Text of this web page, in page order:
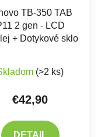
TB-350 TAB
2 gen - LCD
+ Dotykové sklo
(>2 ks)
€42,90